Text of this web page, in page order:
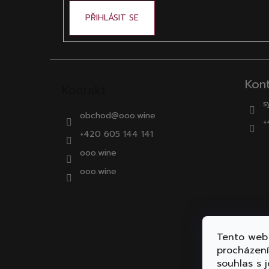
Tento
souhlas s
PŘIHLÁSIT SE
obchod@ooo.wine
+420 605 144 141
ooo.wine
ooo.wine